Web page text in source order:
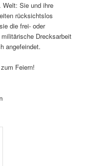
Welt: Sie und ihre
rücksichtslos
die frei- oder
Drecksarbeit
angefeindet.
Feiern!